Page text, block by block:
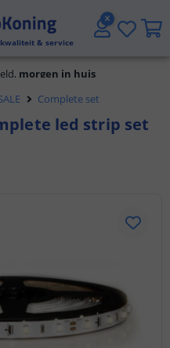
& service
9.1
morgen in huis
Complete set
led strip set